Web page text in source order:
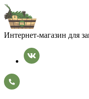
Интернет-магазин для